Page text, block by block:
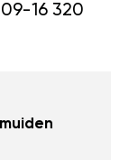
16 320